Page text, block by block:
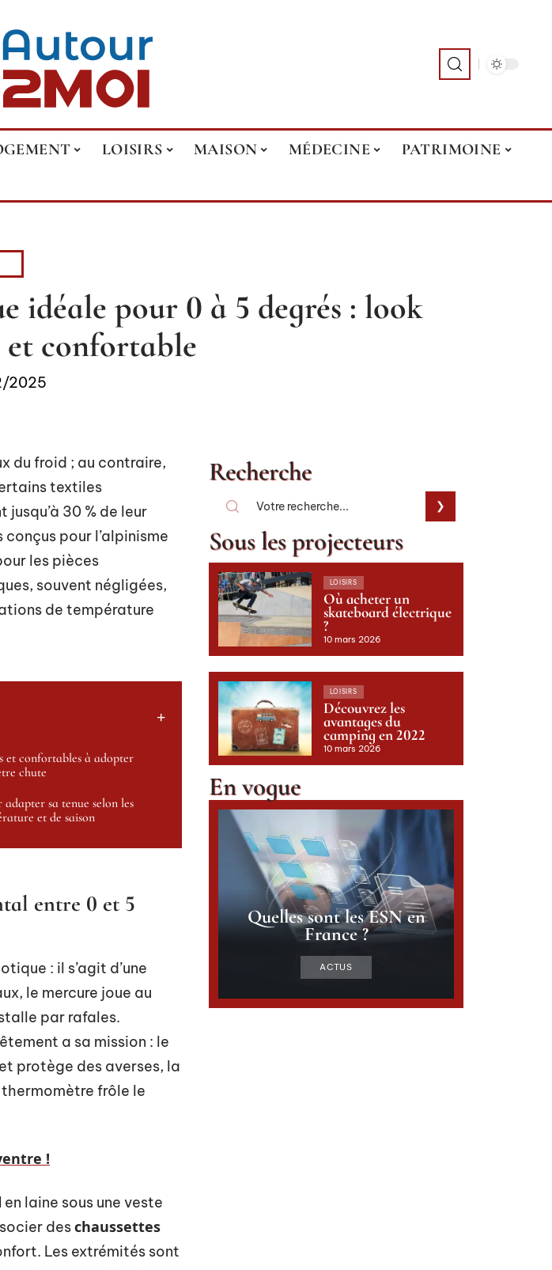
LOISIRS MAISON MÉDECINE
PATRIMOINE
idéale pour 0 à 5 degrés : look
et confortable
2025
du froid ; au contraire,
textiles
30 % de leur
pour l’alpinisme
les pièces
souvent négligées,
de température
et confortables à adopter
chute
adapter sa tenue selon les
et de saison
entre 0 et 5
: il s’agit d’une
le mercure joue au
par rafales.
a sa mission : le
protège des averses, la
frôle le
!
en laine sous une veste
deschaussettes
Les extrémités sont
Recherche
Sous les projecteurs
LOISIRS
Où acheter un
skateboard électrique
?
10 mars 2026
LOISIRS
Découvrez les
avantages du
camping en 2022
10 mars 2026
En vogue
Quelles sont les ESN en
France ?
ACTUS